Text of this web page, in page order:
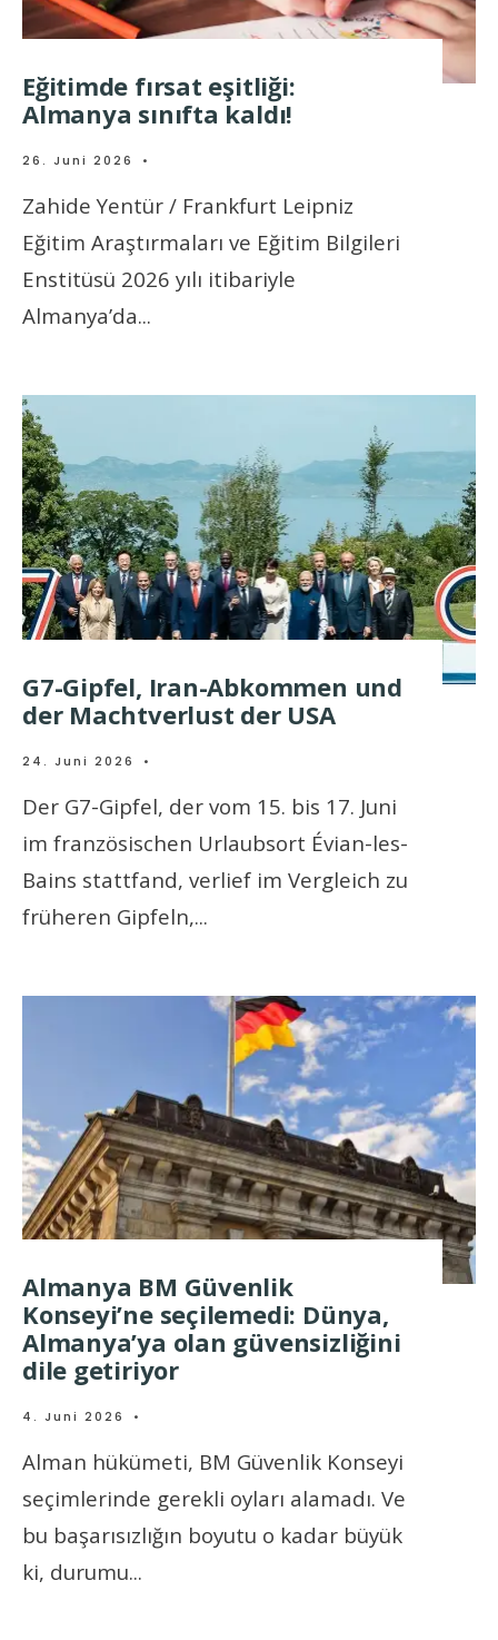
Eğitimde fırsat eşitliği:
Almanya sınıfta kaldı!
26. Juni 2026 •
Zahide Yentür / Frankfurt Leipniz
Eğitim Araştırmaları ve Eğitim Bilgileri
Enstitüsü 2026 yılı itibariyle
Almanya’da...
G7-Gipfel, Iran-Abkommen und
der Machtverlust der USA
24. Juni 2026 •
Der G7-Gipfel, der vom 15. bis 17. Juni
im französischen Urlaubsort Évian-les-
Bains stattfand, verlief im Vergleich zu
früheren Gipfeln,...
Almanya BM Güvenlik
Konseyi’ne seçilemedi: Dünya,
Almanya’ya olan güvensizliğini
dile getiriyor
4. Juni 2026 •
Alman hükümeti, BM Güvenlik Konseyi
seçimlerinde gerekli oyları alamadı. Ve
bu başarısızlığın boyutu o kadar büyük
ki, durumu...